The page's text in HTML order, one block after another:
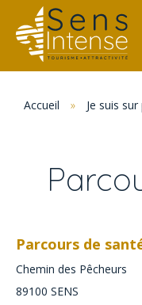
Accueil » Je suis sur
Parcours de
Chemin des Pêcheurs
89100 SENS